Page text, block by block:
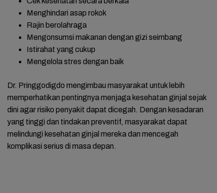
Menghindari asap rokok
Rajin berolahraga
Mengonsumsi makanan dengan gizi seimbang
Istirahat yang cukup
Mengelola stres dengan baik
Dr. Pringgodigdo mengimbau masyarakat untuk lebih
memperhatikan pentingnya menjaga kesehatan ginjal sejak
dini agar risiko penyakit dapat dicegah. Dengan kesadaran
yang tinggi dan tindakan preventif, masyarakat dapat
melindungi kesehatan ginjal mereka dan mencegah
komplikasi serius di masa depan.